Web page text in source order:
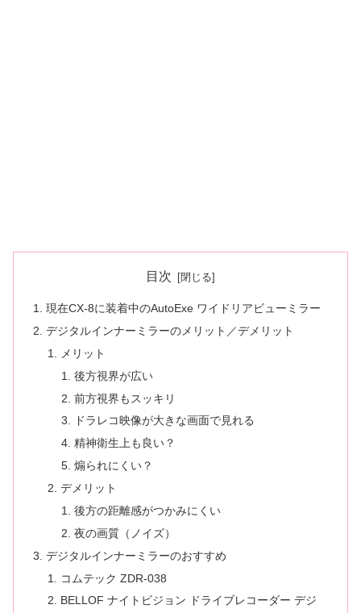
目次
現在CX-8に装着中のAutoExe ワイドリアビューミラー
デジタルインナーミラーのメリット／デメリット
メリット
後方視界が広い
前方視界もスッキリ
ドラレコ映像が大きな画面で見れる
精神衛生上も良い？
煽られにくい？
デメリット
後方の距離感がつかみにくい
夜の画質（ノイズ）
デジタルインナーミラーのおすすめ
コムテック ZDR-038
BELLOF ナイトビジョン ドライブレコーダー デジ